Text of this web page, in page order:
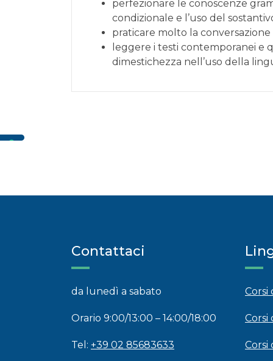
perfezionare le conoscenze
condizionale e l’uso del
praticare molto la
leggere i testi contemporanei e
dimestichezza nell’uso della
Contattaci
da lunedì a sabato
Orario 9:00/13:00 – 14:00/18:00
Tel: +39 02 85683633
Corsi
Corsi
Corsi